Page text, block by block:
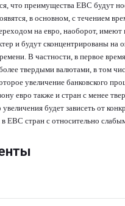
что преимущества ЕВС будут
в основном, с течением
на евро, наоборот, имеют
и будут сконцентрированы на
В частности, в первое
твердыми валютами, в том
увеличение банковского
евро также и стран с менее
будет зависеть от
ЕВС стран с относительно